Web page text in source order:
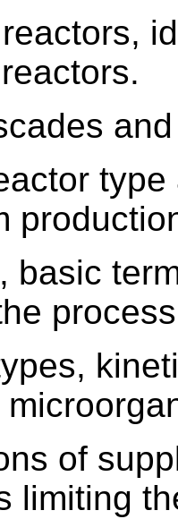
basic
of
limiting